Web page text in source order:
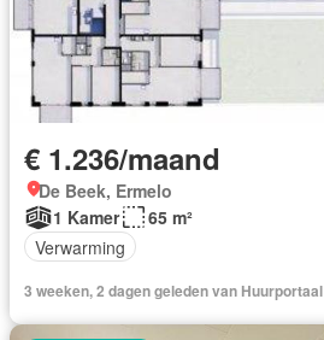
€ 1.236/maand
De Beek, Ermelo
1 Kamer
65 m²
Verwarming
3 weeken, 2 dagen geleden van Huurportaal